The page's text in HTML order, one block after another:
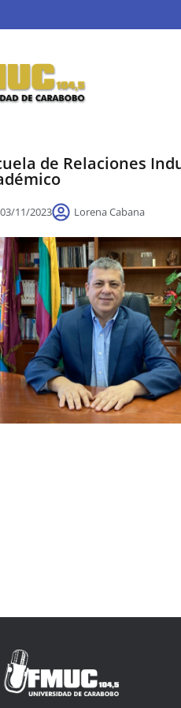
de Relaciones
03/11/2023 Lorena Cabana